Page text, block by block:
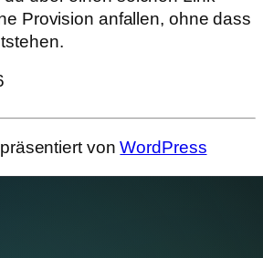
Provision anfallen, ohne dass
vonWordPress